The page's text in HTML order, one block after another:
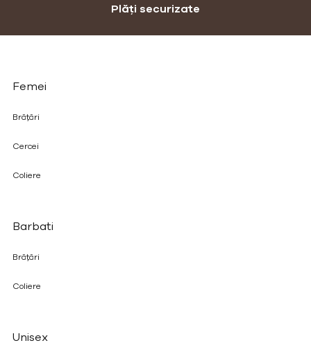
Plăți securizate
Femei
Brățări
Cercei
Coliere
Barbati
Brățări
Coliere
Unisex